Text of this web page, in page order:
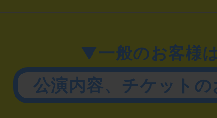
▼一般のお客様
公演内容、チケット